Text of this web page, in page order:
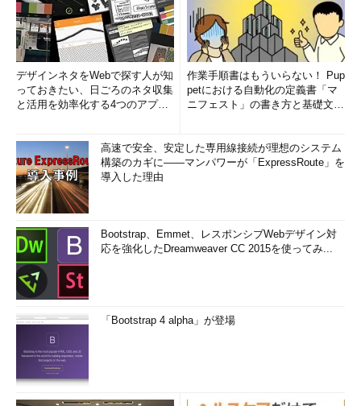
デザインネタをWebで探す人が知
っておきたい、日ごろのネタ収集
と活用を効率化する4つのアプリ
作業手順書はもういらない！ Pup
petにおける自動化の定義書「マ
ニフェスト」の書き方と基礎文法
高速で安全、安定した専用線接続が理想のシステム
構築のカギに――マンパワーが「ExpressRoute」を
導入した理由
Bootstrap、Emmet、レスポンシブWebデザイン対
応を強化したDreamweaver CC 2015を使ってみ...
「Bootstrap 4 alpha」が登場